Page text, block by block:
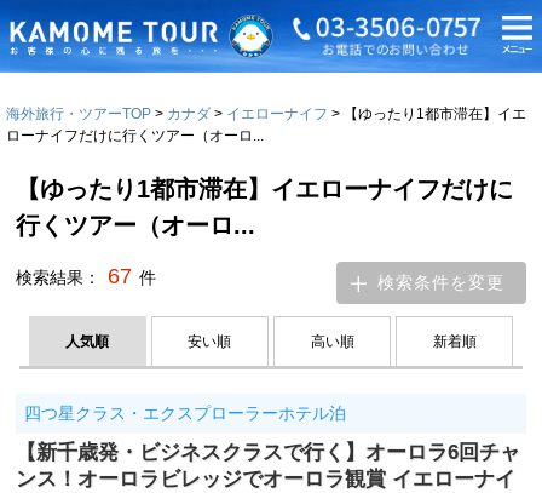
海外旅行・ツアーTOP カナダ イエローナイフ
【ゆったり1都市滞在】イエ
ローナイフだけに行くツアー（オーロ...
【ゆったり1都市滞在】イエローナイフだけに
行くツアー（オーロ...
検索結果： 67 件 検索条件を変更
人気順 安い順 高い順 新着順
四つ星クラス・エクスプローラーホテル泊
【新千歳発・ビジネスクラスで行く】オーロラ6回チャ
ンス！オーロラビレッジでオーロラ観賞 イエローナイ